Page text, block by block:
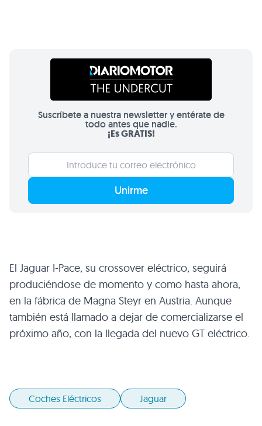
Suscríbete a nuestra newsletter y entérate de
todo antes que nadie.
¡Es GRATIS!
Unirme
El Jaguar I-Pace, su crossover eléctrico, seguirá
produciéndose de momento y como hasta ahora,
en la fábrica de Magna Steyr en Austria. Aunque
también está llamado a dejar de comercializarse el
próximo año, con la llegada del nuevo GT eléctrico.
Coches Eléctricos Jaguar